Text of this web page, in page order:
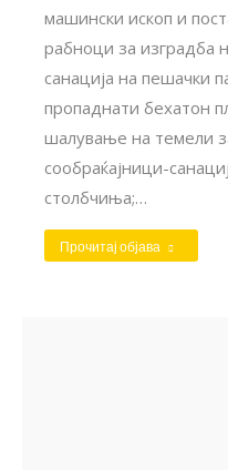
машински ископ и
рабноци за изградба
санација на пешачки
пропаднати бехатон
шалување на темели
сообраќајници-
столбчиња;…
Прочитај објава